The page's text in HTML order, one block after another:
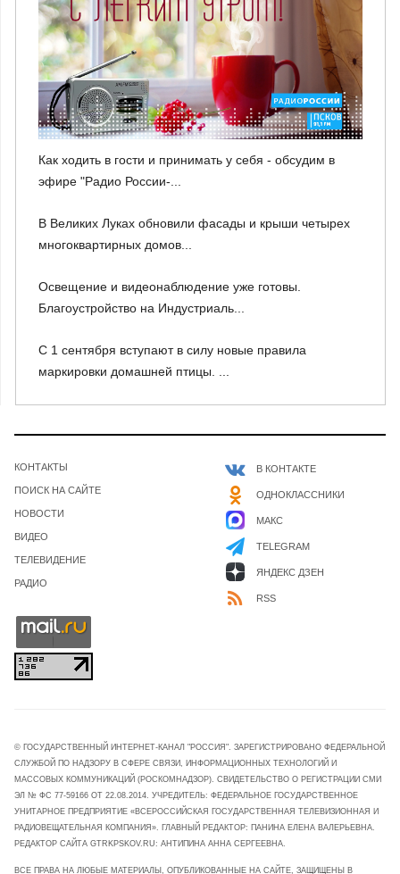
Как ходить в гости и принимать у себя - обсудим в
эфире "Радио России-...
В Великих Луках обновили фасады и крыши четырех
многоквартирных домов...
Освещение и видеонаблюдение уже готовы.
Благоустройство на Индустриаль...
С 1 сентября вступают в силу новые правила
маркировки домашней птицы. ...
КОНТАКТЫ
ПОИСК НА САЙТЕ
НОВОСТИ
ВИДЕО
ТЕЛЕВИДЕНИЕ
РАДИО
В КОНТАКТЕ
ОДНОКЛАССНИКИ
МАКС
TELEGRAM
ЯНДЕКС ДЗЕН
RSS
© ГОСУДАРСТВЕННЫЙ ИНТЕРНЕТ-КАНАЛ "РОССИЯ". ЗАРЕГИСТРИРОВАНО ФЕДЕРАЛЬНОЙ
СЛУЖБОЙ ПО НАДЗОРУ В СФЕРЕ СВЯЗИ, ИНФОРМАЦИОННЫХ ТЕХНОЛОГИЙ И
МАССОВЫХ КОММУНИКАЦИЙ (РОСКОМНАДЗОР). СВИДЕТЕЛЬСТВО О РЕГИСТРАЦИИ СМИ
ЭЛ № ФС 77-59166 ОТ 22.08.2014. УЧРЕДИТЕЛЬ: ФЕДЕРАЛЬНОЕ ГОСУДАРСТВЕННОЕ
УНИТАРНОЕ ПРЕДПРИЯТИЕ «ВСЕРОССИЙСКАЯ ГОСУДАРСТВЕННАЯ ТЕЛЕВИЗИОННАЯ И
РАДИОВЕЩАТЕЛЬНАЯ КОМПАНИЯ». ГЛАВНЫЙ РЕДАКТОР: ПАНИНА ЕЛЕНА ВАЛЕРЬЕВНА.
РЕДАКТОР САЙТА GTRKPSKOV.RU: АНТИПИНА АННА СЕРГЕЕВНА.
ВСЕ ПРАВА НА ЛЮБЫЕ МАТЕРИАЛЫ, ОПУБЛИКОВАННЫЕ НА САЙТЕ, ЗАЩИЩЕНЫ В